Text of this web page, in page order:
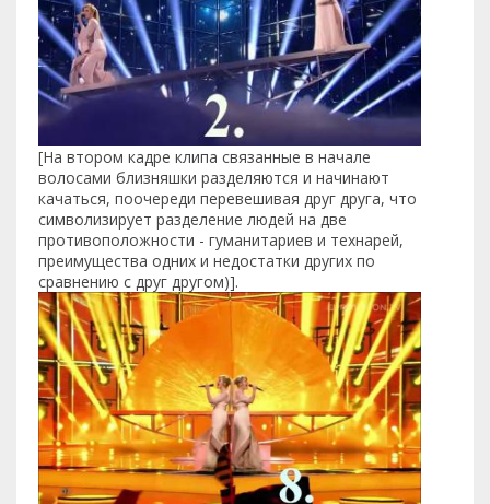
[На втором кадре клипа связанные в начале
волосами близняшки разделяются и начинают
качаться, поочереди перевешивая друг друга, что
символизирует разделение людей на две
противоположности - гуманитариев и технарей,
преимущества одних и недостатки других по
сравнению с друг другом)].